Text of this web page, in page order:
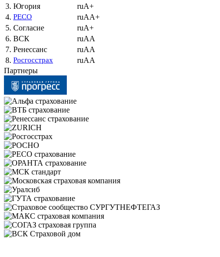
3. Югория
ruA+
4. РЕСО
ruAA+
5. Согласие
ruA+
6. ВСК
ruAA
7. Ренессанс
ruAA
8. Росгосстрах
ruAA
Партнеры